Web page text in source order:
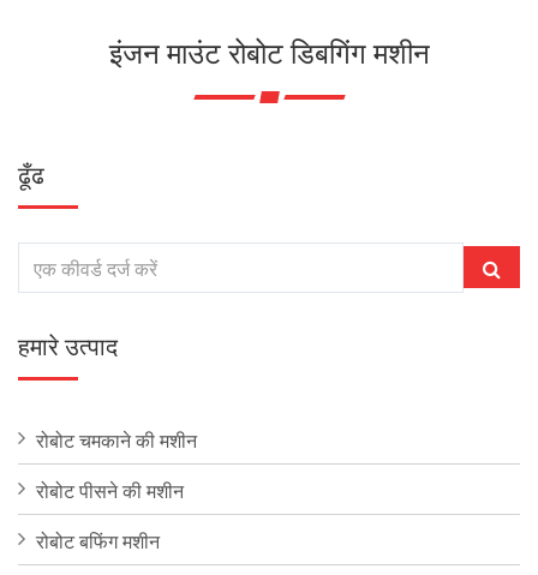
इंजन माउंट रोबोट डिबगिंग मशीन
ढूँढ
हमारे उत्पाद
रोबोट चमकाने की मशीन
रोबोट पीसने की मशीन
रोबोट बफिंग मशीन